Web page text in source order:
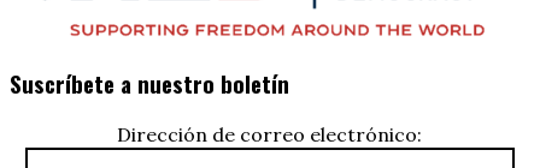
Suscríbete a nuestro boletín
Dirección de correo electrónico: